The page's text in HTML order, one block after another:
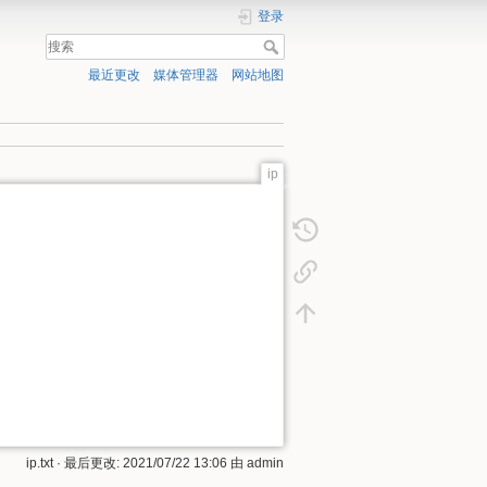
登录
最近更改 媒体管理器 网站地图
ip
ip.txt · 最后更改: 2021/07/22 13:06 由 admin